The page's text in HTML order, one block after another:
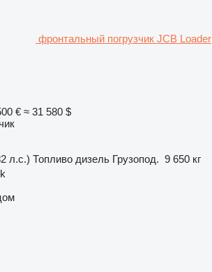
фронтальный погрузчик JCB Loader
€ ≈ 31 580 $
л.с.) Топливо дизель Грузопод. 9 650 кг